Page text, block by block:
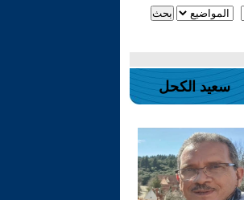
سعيد الكحل